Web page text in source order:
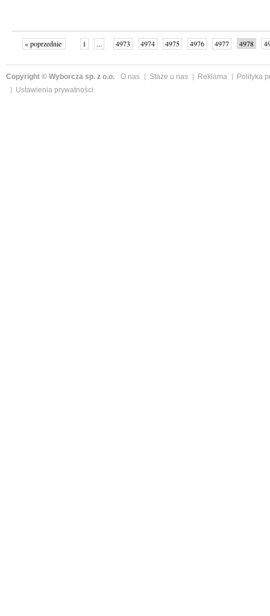
« poprzednie 1 ... 4973 4974 4975 4976 4977 4978
Copyright © Wyborcza sp. z o.o. O nas Staże u nas Reklama
Polityka
Ustawienia prywatności